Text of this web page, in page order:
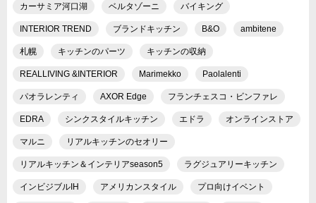
カーサミア河口湖 ベルタゾーニ バイキング
INTERIOR TREND ブランドキッチン B&O ambitene
札幌 キッチンのパーツ キッチンの収納
REALLIVING &INTERIOR Marimekko Paolalenti
パオラレンティ AXOR Edge フランチェスコ・ビンファレ
EDRA シンクスタイルキッチン エドラ オンラインストア
マルニ リアルキッチンのセオリー
リアルキッチン＆インテリアseason5 ラグジュアリーキッチン
インビジブルIH アメリカンスタイル プロ向けイベント